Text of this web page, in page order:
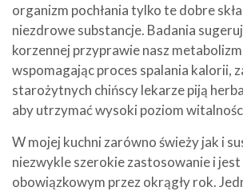
organizm pochłania tylko te dobre
niezdrowe substancje. Badania
korzennej przyprawie nasz
wspomagając proces spalania kalorii,
starożytnych chińscy lekarze piją
aby utrzymać wysoki poziom
W mojej kuchni zarówno świeży jak i
niezwykle szerokie zastosowanie i jest
obowiązkowym przez okrągły rok.